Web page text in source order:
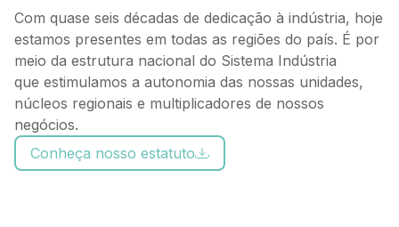
Com quase seis décadas de dedicação à indústria, hoje
estamos presentes em todas as regiões do país. É por
meio da estrutura nacional do Sistema Indústria
que estimulamos a autonomia das nossas unidades,
núcleos regionais e multiplicadores de nossos
negócios.
Conheça nosso estatuto